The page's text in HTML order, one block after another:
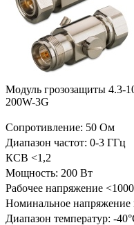
Модуль грозозащиты 4.3-
200W-3G
Сопротивление: 50 Ом
Диапазон частот: 0-3 ГГц
КСВ <1,2
Мощность: 200 Вт
Рабочее напряжение
Номинальное напряжение
Диапазон температур: -